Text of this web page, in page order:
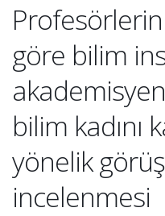
göre bilim
bilim kadını
yönelik
incelenmesi